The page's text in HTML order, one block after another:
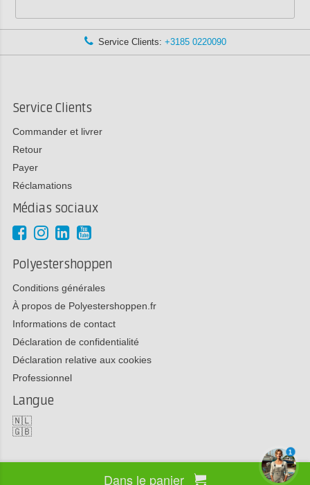
Dans le panier
Service Clients: +3185 0220090
Service Clients
Commander et livrer
Retour
Payer
Réclamations
Médias sociaux
Polyestershoppen
Conditions générales
À propos de Polyestershoppen.fr
Informations de contact
Déclaration de confidentialité
Déclaration relative aux cookies
Professionnel
Langue
🇳🇱
🇬🇧
Copyright 2026 Polyestershoppen bv
1